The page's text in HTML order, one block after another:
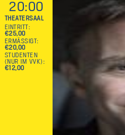
20:00
THEATERSAAL
EINTRITT
€25,00
ERMÄSSIGT
€20,00
STUDENTEN
(NUR IM VVK)
€12,00